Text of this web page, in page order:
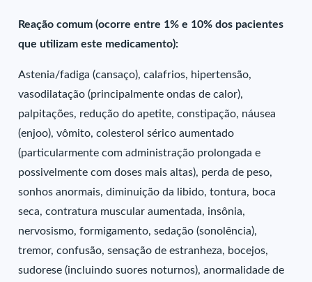
Reação comum (ocorre entre 1% e 10% dos pacientes
que utilizam este medicamento):
Astenia/fadiga (cansaço), calafrios, hipertensão,
vasodilatação (principalmente ondas de calor),
palpitações, redução do apetite, constipação, náusea
(enjoo), vômito, colesterol sérico aumentado
(particularmente com administração prolongada e
possivelmente com doses mais altas), perda de peso,
sonhos anormais, diminuição da libido, tontura, boca
seca, contratura muscular aumentada, insônia,
nervosismo, formigamento, sedação (sonolência),
tremor, confusão, sensação de estranheza, bocejos,
sudorese (incluindo suores noturnos), anormalidade de